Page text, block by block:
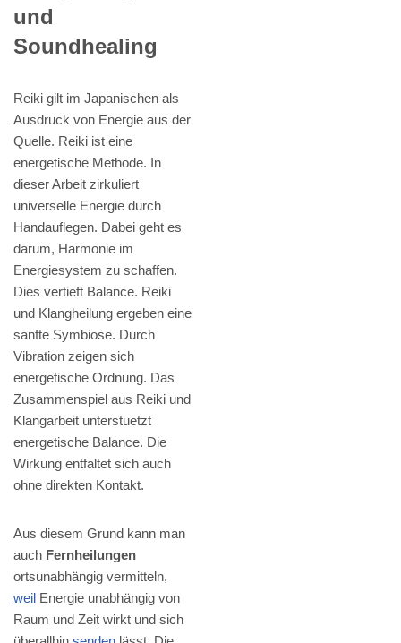
und
Soundhealing
Reiki gilt im Japanischen als
Ausdruck von Energie aus der
Quelle. Reiki ist eine
energetische Methode. In
dieser Arbeit zirkuliert
universelle Energie durch
Handauflegen. Dabei geht es
darum, Harmonie im
Energiesystem zu schaffen.
Dies vertieft Balance. Reiki
und Klangheilung ergeben eine
sanfte Symbiose. Durch
Vibration zeigen sich
energetische Ordnung. Das
Zusammenspiel aus Reiki und
Klangarbeit unterstuetzt
energetische Balance. Die
Wirkung entfaltet sich auch
ohne direkten Kontakt.
Aus diesem Grund kann man
auch Fernheilungen
ortsunabhängig vermitteln,
weil Energie unabhängig von
Raum und Zeit wirkt und sich